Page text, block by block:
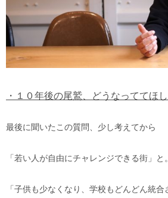
・１０年後の尾鷲、どうなっててほ
最後に聞いたこの質問、少し考えてから
「若い人が自由にチャレンジできる街」と。
「子供も少なくなり、学校もどんどん統